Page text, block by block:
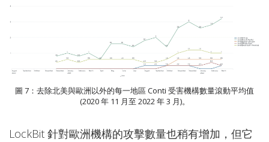
圖 7：去除北美與歐洲以外的每一地區 Conti 受害機構數量滾動平均值
(2020 年 11 月至 2022 年 3 月)。
LockBit 針對歐洲機構的攻擊數量也稍有增加，但它